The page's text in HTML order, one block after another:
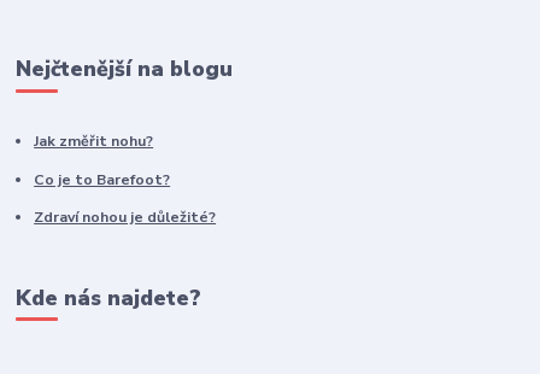
Nejčtenější na blogu
Jak změřit nohu?
Co je to Barefoot?
Zdraví nohou je důležité?
Kde nás najdete?